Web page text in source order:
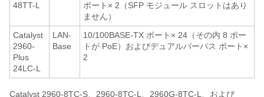
48TT-L
ポート× 2（SFP モジュール スロットはあり
ません）
Catalyst
2960-
Plus
24LC-L
LAN-
Base
10/100BASE-TX ポート× 24（その内 8 ポー
トが PoE）およびデュアルパーパス ポート×
2
Catalyst 2960-8TC-S、2960-8TC-L、2960G-8TC-L、および